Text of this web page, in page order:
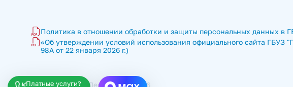
Политика в отношении обработки и защиты персональных данных
«Об утверждении условий использования официального сайта
98А от 22 января 2026 г.)
ГКБ имени В.П. Демихова © 2026
Платные услуги?